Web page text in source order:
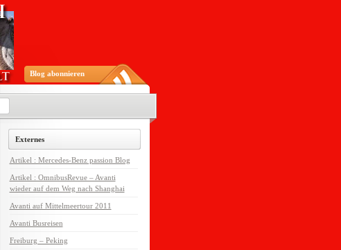
Blog abonnieren
Externes
Artikel : Mercedes-Benz passion Blog
Artikel : OmnibusRevue – Avanti
wieder auf dem Weg nach Shanghai
Avanti auf Mittelmeertour 2011
Avanti Busreisen
Freiburg – Peking